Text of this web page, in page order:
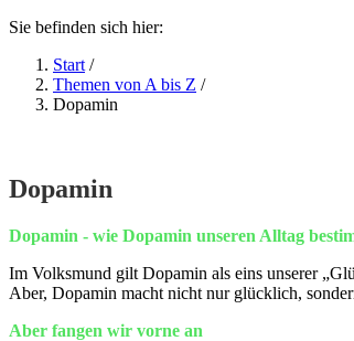
Sie befinden sich hier:
Start /
Themen von A bis Z /
Dopamin
Dopamin
Dopamin - wie Dopamin unseren Alltag
Im Volksmund gilt Dopamin als eins unserer
Aber, Dopamin macht nicht nur glücklich,
Aber fangen wir vorne an